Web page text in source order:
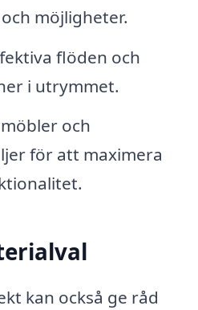
möjligheter.
flöden och
i utrymmet.
och
för att maximera
kan också ge råd